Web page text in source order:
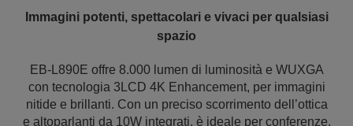
Immagini potenti, spettacolari e vivaci per qualsiasi
spazio
EB-L890E offre 8.000 lumen di luminosità e WUXGA
con tecnologia 3LCD 4K Enhancement, per immagini
nitide e brillanti. Con un preciso scorrimento dell’ottica
e altoparlanti da 10W integrati, è ideale per conferenze,